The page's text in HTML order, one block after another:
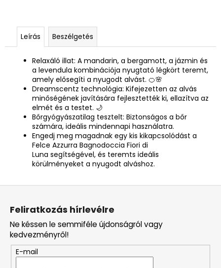
Leírás Beszélgetés
Relaxáló illat: A mandarin, a bergamott, a jázmin és
a levendula kombinációja nyugtató légkört teremt,
amely elősegíti a nyugodt alvást. 🍊🌸
Dreamscentz technológia: Kifejezetten az alvás
minőségének javítására fejlesztették ki, ellazítva az
elmét és a testet. 🌙
Bőrgyógyászatilag tesztelt: Biztonságos a bőr
számára, ideális mindennapi használatra.
Engedj meg magadnak egy kis kikapcsolódást a
Felce Azzurra Bagnodoccia Fiori di
Luna segítségével, és teremts ideális
körülményeket a nyugodt alváshoz.
L
Feliratkozás hírlevélre
Ne késsen le semmiféle újdonságról vagy
kedvezményről!
E-mail